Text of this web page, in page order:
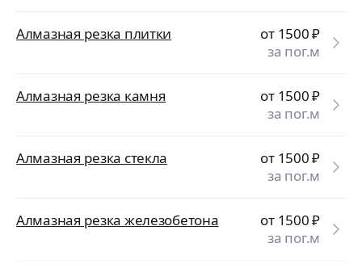
Алмазная резка плитки от 1500₽
за пог.м
Алмазная резка камня от 1500₽
за пог.м
Алмазная резка стекла от 1500₽
за пог.м
Алмазная резка железобетона от 1500₽
за пог.м